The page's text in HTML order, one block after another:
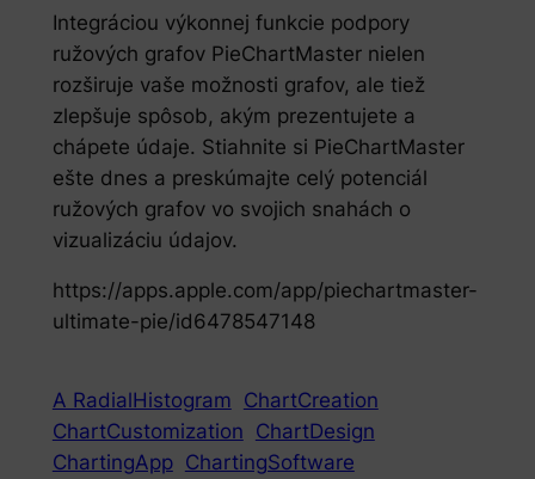
Integráciou výkonnej funkcie podpory
ružových grafov PieChartMaster nielen
rozširuje vaše možnosti grafov, ale tiež
zlepšuje spôsob, akým prezentujete a
chápete údaje. Stiahnite si PieChartMaster
ešte dnes a preskúmajte celý potenciál
ružových grafov vo svojich snahách o
vizualizáciu údajov.
https://apps.apple.com/app/piechartmaster-
ultimate-pie/id6478547148
A RadialHistogram ChartCreation
ChartCustomization ChartDesign
ChartingApp ChartingSoftware